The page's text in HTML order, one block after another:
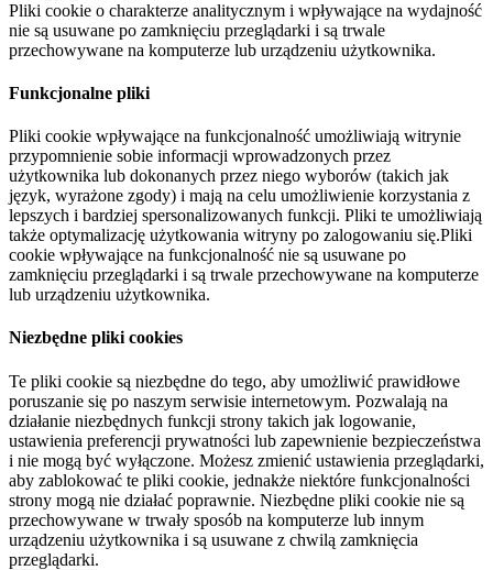
Pliki cookie o charakterze analitycznym i wpływające na wydajność
nie są usuwane po zamknięciu przeglądarki i są trwale
przechowywane na komputerze lub urządzeniu użytkownika.
Funkcjonalne pliki
Pliki cookie wpływające na funkcjonalność umożliwiają witrynie
przypomnienie sobie informacji wprowadzonych przez
użytkownika lub dokonanych przez niego wyborów (takich jak
język, wyrażone zgody) i mają na celu umożliwienie korzystania z
lepszych i bardziej spersonalizowanych funkcji. Pliki te umożliwiają
także optymalizację użytkowania witryny po zalogowaniu się.Pliki
cookie wpływające na funkcjonalność nie są usuwane po
zamknięciu przeglądarki i są trwale przechowywane na komputerze
lub urządzeniu użytkownika.
Niezbędne pliki cookies
Te pliki cookie są niezbędne do tego, aby umożliwić prawidłowe
poruszanie się po naszym serwisie internetowym. Pozwalają na
działanie niezbędnych funkcji strony takich jak logowanie,
ustawienia preferencji prywatności lub zapewnienie bezpieczeństwa
i nie mogą być wyłączone. Możesz zmienić ustawienia przeglądarki,
aby zablokować te pliki cookie, jednakże niektóre funkcjonalności
strony mogą nie działać poprawnie. Niezbędne pliki cookie nie są
przechowywane w trwały sposób na komputerze lub innym
urządzeniu użytkownika i są usuwane z chwilą zamknięcia
przeglądarki.